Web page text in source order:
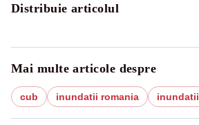
Distribuie articolul
Mai multe articole despre
cub inundatii romania inundatii